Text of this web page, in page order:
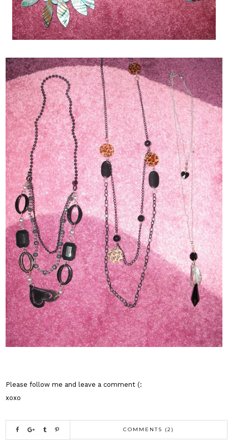
Please follow me and leave a comment (:
xoxo
COMMENTS (2)